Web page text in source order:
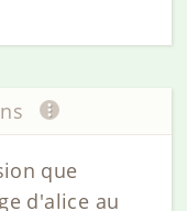
que
d'alice au